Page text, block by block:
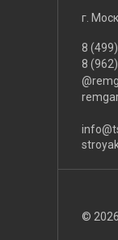
г.
8
8
©